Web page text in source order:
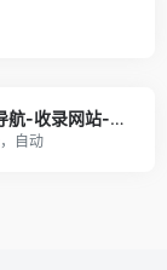
888导航网-网站收录-网址收录-网址导航-收录网站-自助广告系统
自动